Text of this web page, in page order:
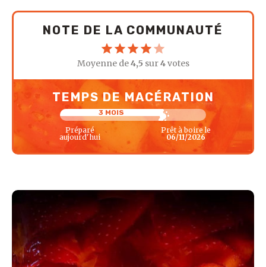
NOTE DE LA COMMUNAUTÉ
Moyenne de4,5 sur4votes
TEMPS DE MACÉRATION
3 MOIS
Préparé
aujourd'hui
Prêt à boire le
06/11/2026